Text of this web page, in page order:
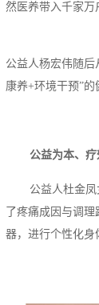
然医养带入千家万
公益人杨宏伟随后
康养+环境干预”的
公益为本、
公益人杜金
了疼痛成因与调
器，进行个性化身